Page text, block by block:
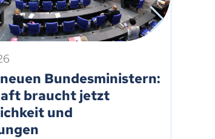
Bundesministern:
braucht jetzt
und